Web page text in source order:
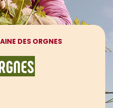
le fil d'ariane
DES ORGNES